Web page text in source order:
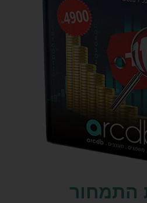
התמחור